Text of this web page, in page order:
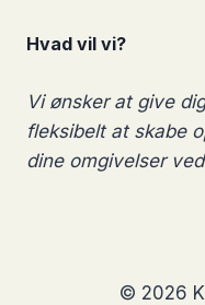
Hvad vil vi?
Vi ønsker at give
fleksibelt at skabe
dine omgivelser
© 2026